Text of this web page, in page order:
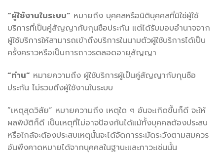
“ผู้ใช้งานในระบบ” หมายถึง บุคคลหรือนิติบุคคลที่มิใช่ผู้ใช้
บริการที่เป็นคู่สัญญากับกุนซือประกัน แต่ได้รับมอบอำนาจจาก
ผู้ใช้บริการให้สามารถเข้าถึงบริการในนามตัวผู้ใช้บริการได้เป็น
ครั้งคราวหรือเป็นการถาวรตลอดอายุสัญญา
“ท่าน” หมายความถึง ผู้ใช้บริการผู้เป็นคู่สัญญากับกุนซือ
ประกัน ไม่รวมถึงผู้ใช้งานในระบบ
“เหตุสุดวิสัย” หมายความถึง เหตุใด ๆ อันจะเกิดขึ้นก็ดี จะให้
ผลพิบัติก็ดี เป็นเหตุที่ไม่อาจป้องกันได้แม้ทั้งบุคคลต้องประสบ
หรือใกล้จะต้องประสบเหตุนั้นจะได้จัดการระมัดระวังตามสมควร
อันพึงคาดหมายได้จากบุคคลในฐานะและภาวะเช่นนั้น